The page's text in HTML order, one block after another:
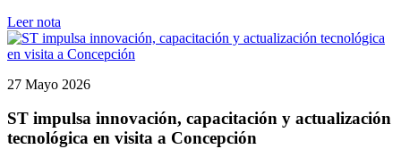
Leer nota
27 Mayo 2026
ST impulsa innovación, capacitación y actualización
tecnológica en visita a Concepción